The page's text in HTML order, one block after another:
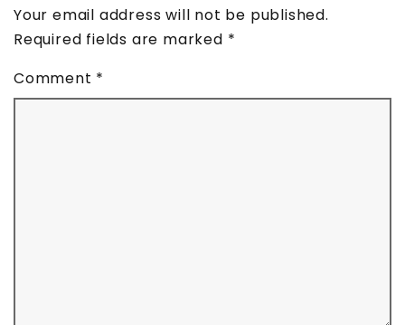
Your email address will not be published.
Required fields are marked *
Comment *